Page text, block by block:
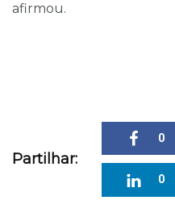
afirmou.
Partilhar:
0
0